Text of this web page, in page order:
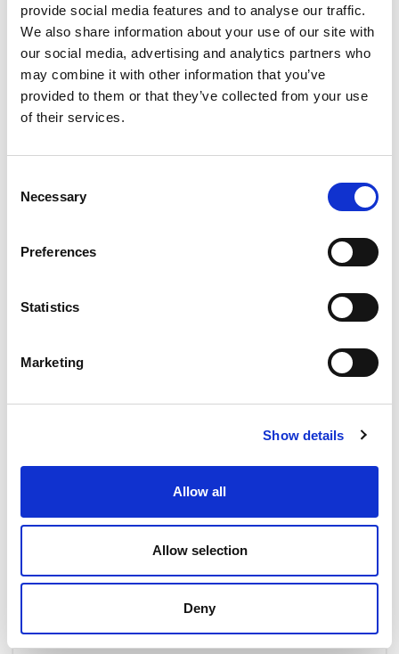
provide social media features and to analyse our traffic.
We also share information about your use of our site with
our social media, advertising and analytics partners who
may combine it with other information that you’ve
provided to them or that they’ve collected from your use
of their services.
Selection
Necessary
Preferences
Statistics
Marketing
Show details
Allow all
Allow selection
Deny
EXTRUDE HONE OFFRE LA SUA
ESPERIENZA ECM E GST
NELL’AMBITO DI UN CORSO DI
FORMAZIONE ALL’IMTMA
SEPTEMBER 11, 2024
Nella produzione moderna, con una
materiali difficili da lavorare e requisiti di pulizia
rigorosi, la rimozione delle bave rappresenta
elettrochimica (ECM) e la sbavatura termica
essere formati da veri esperti, come quelli
di Extrude Hone.
READ MORE